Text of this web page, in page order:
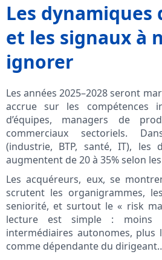
Les dynamiques
et les signaux à
ignorer
Les années 2025–2028 seront
accrue sur les compétences
d’équipes, managers de
commerciaux sectoriels.
(industrie, BTP, santé, IT), les
augmentent de 20 à 35% selon
Les acquéreurs, eux, se
scrutent les organigrammes,
seniorité, et surtout le « risk
lecture est simple : moins
intermédiaires autonomes, plus
comme dépendante du